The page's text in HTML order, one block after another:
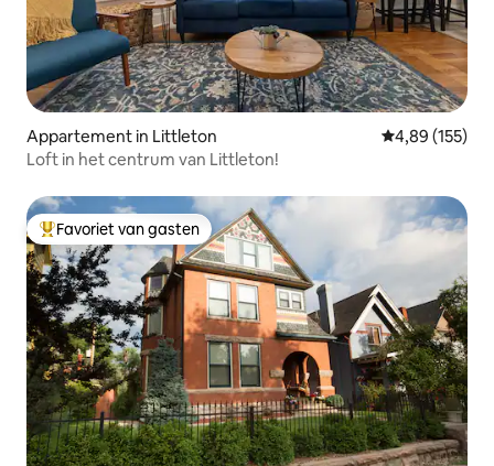
Appartement in Littleton Gemiddelde
4,89 (155)
Loft in het centrum van Littleton!
Topfavoriet van gasten
Favoriet van gasten